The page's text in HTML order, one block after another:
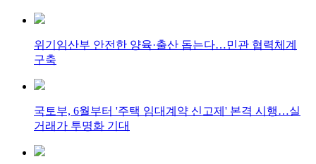
위기임산부 안전한 양육·출산 돕는다…민관 협력체계
구축
국토부, 6월부터 '주택 임대계약 신고제' 본격 시행…실
거래가 투명화 기대